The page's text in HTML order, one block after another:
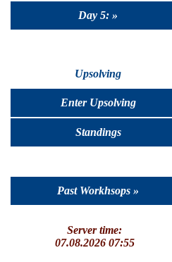
Day 5: »
Upsolving
Enter Upsolving
Standings
Past Workhsops »
Server time:
07.08.2026 07:55